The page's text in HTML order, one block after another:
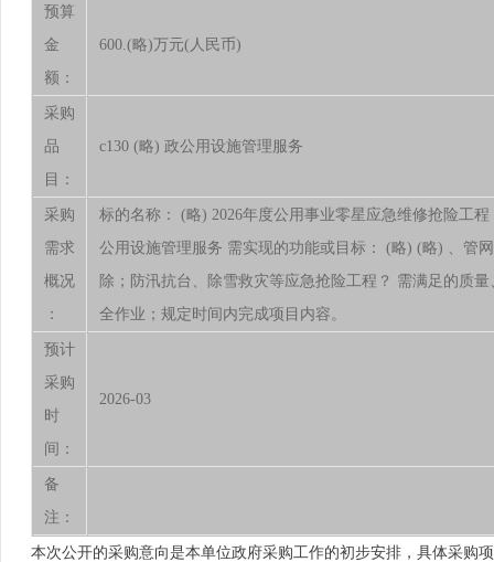
预算
金
额：
600.(略)万元(人民币)
采购
品
目：
c130 (略) 政公用设施管理服务
采购
需求
概况
：
标的名称： (略) 2026年度公用事业零星应急维修抢险工
公用设施管理服务 需实现的功能或目标： (略) (略) 、管
除；防汛抗台、除雪救灾等应急抢险工程？ 需满足的质
全作业；规定时间内完成项目内容。
预计
采购
时
间：
2026-03
备
注：
本次公开的采购意向是本单位政府采购工作的初步安排，具体采购